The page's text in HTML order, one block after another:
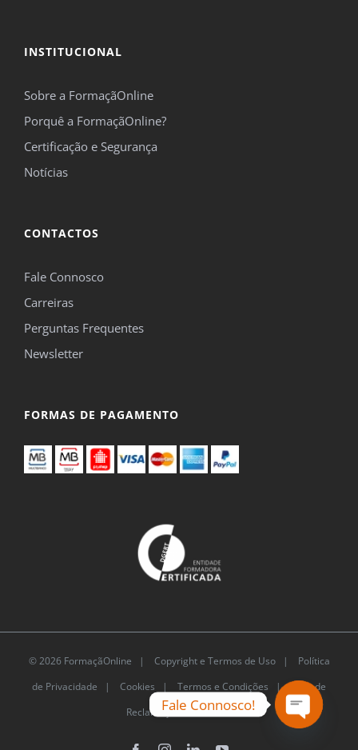
INSTITUCIONAL
Sobre a FormaçãOnline
Porquê a FormaçãOnline?
Certificação e Segurança
Notícias
CONTACTOS
Fale Connosco
Carreiras
Perguntas Frequentes
Newsletter
FORMAS DE PAGAMENTO
© 2026 FormaçãOnline | Copyright e Termos de Uso|
Política
de Privacidade | Cookies | Termos e Condições |Livro de
Reclamações Eletrónico
Fale Connosco!